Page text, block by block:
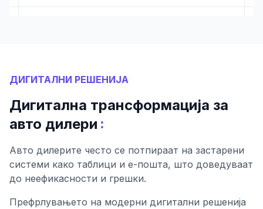
ДИГИТАЛНИ РЕШЕНИЈА
Дигитална трансформација за
авто дилери :
Авто дилерите често се потпираат на застарени
системи како таблици и е-пошта, што доведуваат
до неефикасности и грешки.
Префрлувањето на модерни дигитални решенија